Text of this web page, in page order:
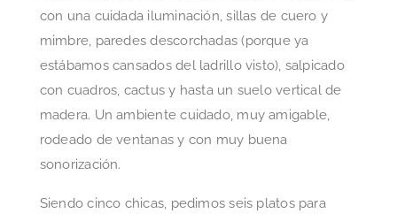
con una cuidada iluminación, sillas de cuero y
mimbre, paredes descorchadas (porque ya
estábamos cansados del ladrillo visto), salpicado
con cuadros, cactus y hasta un suelo vertical de
madera. Un ambiente cuidado, muy amigable,
rodeado de ventanas y con muy buena
sonorización.
Siendo cinco chicas, pedimos seis platos para